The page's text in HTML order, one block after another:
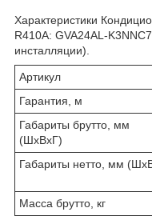
Характеристики
R410A: GVA24AL-
инсталляции).
Артикул
Гарантия, м
Габариты брутто, мм
(ШxВxГ)
Габариты нетто, мм
Масса брутто, кг